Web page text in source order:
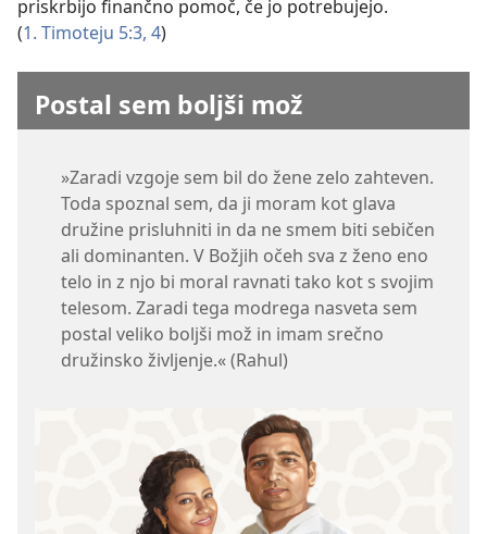
priskrbijo finančno pomoč, če jo potrebujejo.
(1. Timoteju 5:3, 4)
Postal sem boljši mož
»Zaradi vzgoje sem bil do žene zelo zahteven.
Toda spoznal sem, da ji moram kot glava
družine prisluhniti in da ne smem biti sebičen
ali dominanten. V Božjih očeh sva z ženo eno
telo in z njo bi moral ravnati tako kot s svojim
telesom. Zaradi tega modrega nasveta sem
postal veliko boljši mož in imam srečno
družinsko življenje.« (Rahul)